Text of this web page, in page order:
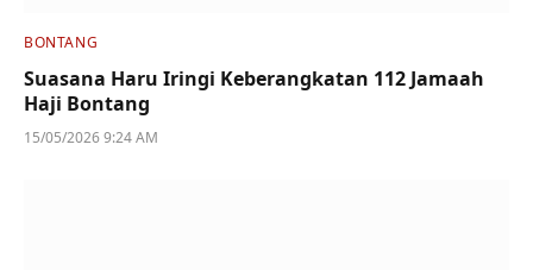
BONTANG
Suasana Haru Iringi Keberangkatan 112 Jamaah
Haji Bontang
15/05/2026 9:24 AM